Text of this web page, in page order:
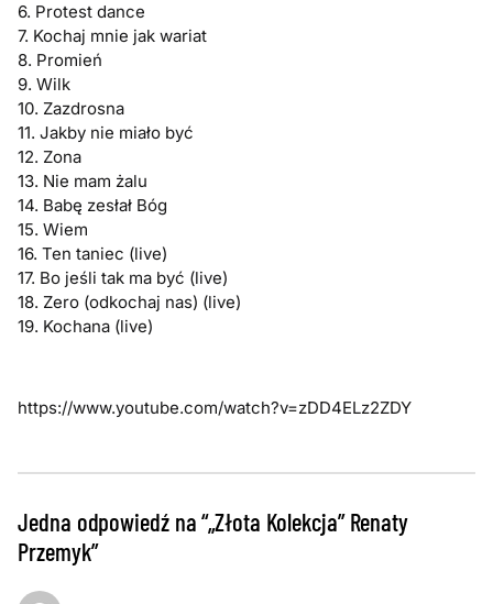
6. Protest dance
7. Kochaj mnie jak wariat
8. Promień
9. Wilk
10. Zazdrosna
11. Jakby nie miało być
12. Zona
13. Nie mam żalu
14. Babę zesłał Bóg
15. Wiem
16. Ten taniec (live)
17. Bo jeśli tak ma być (live)
18. Zero (odkochaj nas) (live)
19. Kochana (live)
https://www.youtube.com/watch?v=zDD4ELz2ZDY
Jedna odpowiedź na “„Złota Kolekcja” Renaty
Przemyk”